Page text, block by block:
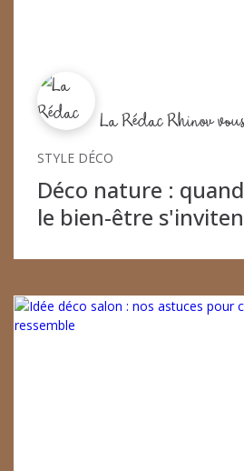
La Rédac Rhinov
STYLE DÉCO
Déco nature :
le bien-être